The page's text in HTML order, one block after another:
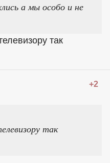
а мы особо и не
так
+2
так